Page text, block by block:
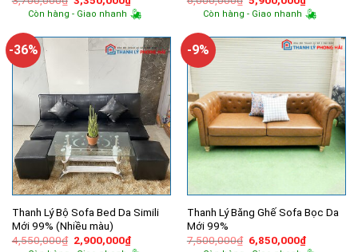
gốc
là:
hiện
tại
3,350,000₫.
Còn hàng - Giao nhanh
gốc
là:
hiện
tại
Còn hàng - Giao nhanh
-36%
Thanh Lý Bộ Sofa Bed Da Simili
Mới 99% (Nhiều màu)
4,550,000₫ Giá
2,900,000₫Giá
-9%
Thanh Lý Băng Ghế Sofa Bọc Da
Mới 99%
7,500,000₫ Giá
6,850,000₫Giá